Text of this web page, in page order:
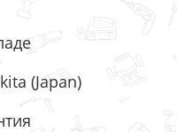
(Japan)